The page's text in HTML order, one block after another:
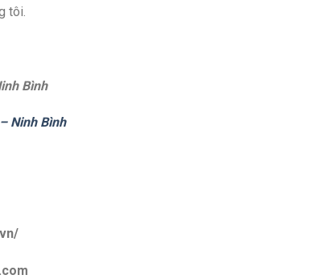
tôi.
Bình
Ninh Bình